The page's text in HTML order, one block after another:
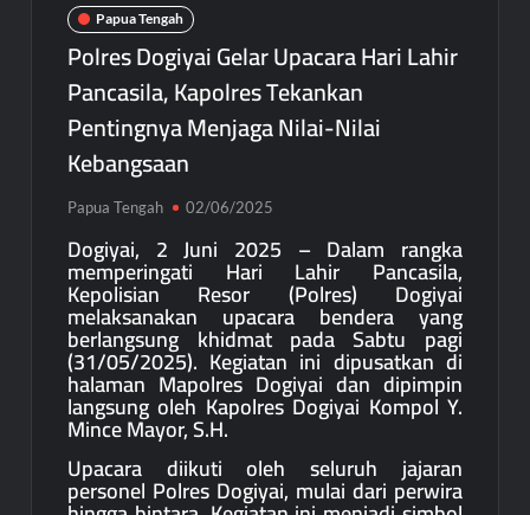
Papua Tengah
Polres Dogiyai Gelar Upacara Hari Lahir
Pancasila, Kapolres Tekankan
Pentingnya Menjaga Nilai-Nilai
Kebangsaan
Papua Tengah 02/06/2025
Dogiyai, 2 Juni 2025 – Dalam rangka
memperingati Hari Lahir Pancasila,
Kepolisian Resor (Polres) Dogiyai
melaksanakan upacara bendera yang
berlangsung khidmat pada Sabtu pagi
(31/05/2025). Kegiatan ini dipusatkan di
halaman Mapolres Dogiyai dan dipimpin
langsung oleh Kapolres Dogiyai Kompol Y.
Mince Mayor, S.H.
Upacara diikuti oleh seluruh jajaran
personel Polres Dogiyai, mulai dari perwira